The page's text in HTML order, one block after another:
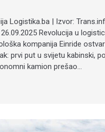
Logistika.ba | Izvor:
Revolucija u
kompanija Einride
prvi put u svijetu kabinski,
kamion prešao…